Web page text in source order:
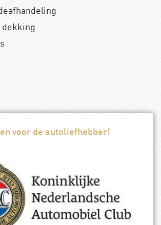
en voor de autoliefhebber!